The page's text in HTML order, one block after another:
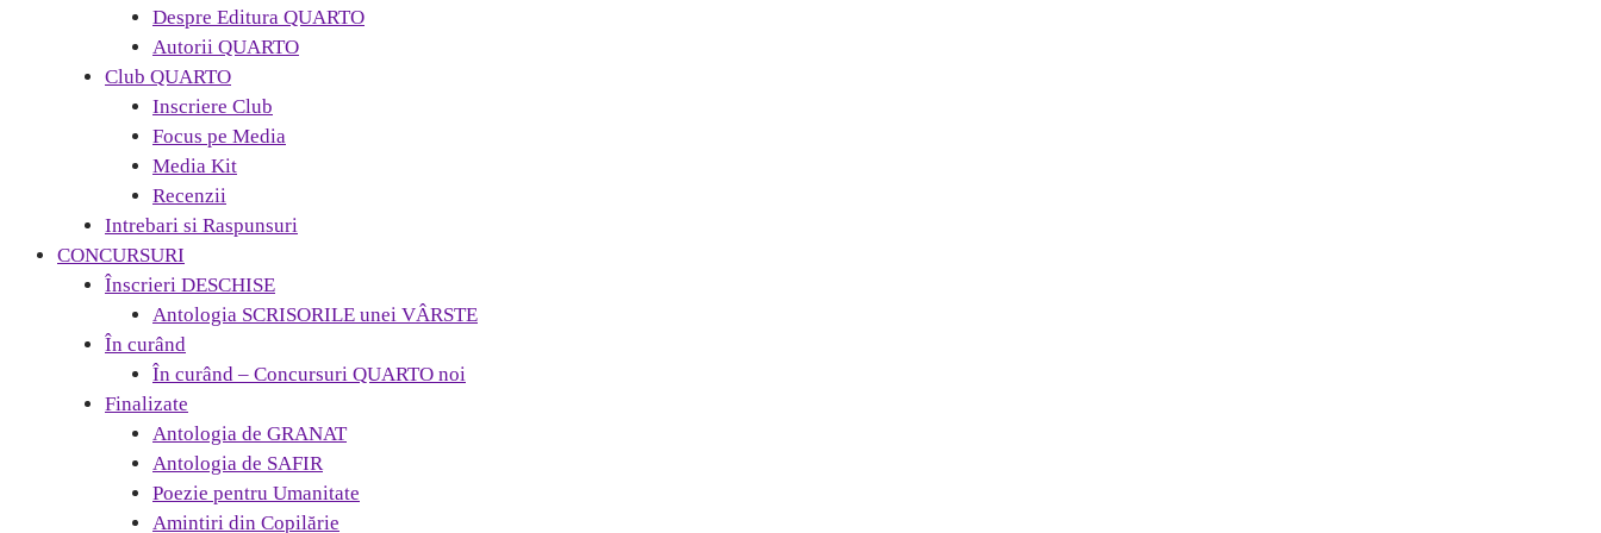
Despre Editura QUARTO
Autorii QUARTO
Club QUARTO
Inscriere Club
Focus pe Media
Media Kit
Recenzii
Intrebari si Raspunsuri
CONCURSURI
Înscrieri DESCHISE
Antologia SCRISORILE unei VÂRSTE
În curând
În curând – Concursuri QUARTO noi
Finalizate
Antologia de GRANAT
Antologia de SAFIR
Poezie pentru Umanitate
Amintiri din Copilărie